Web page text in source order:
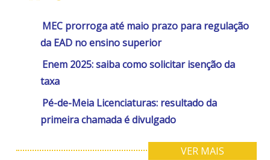
MEC prorroga até maio prazo para regulação
da EAD no ensino superior
Enem 2025: saiba como solicitar isenção da
taxa
Pé-de-Meia Licenciaturas: resultado da
primeira chamada é divulgado
VER MAIS